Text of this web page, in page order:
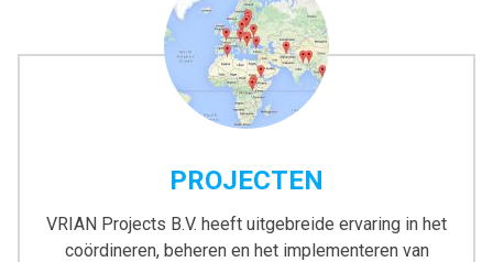
PROJECTEN
VRIAN Projects B.V. heeft uitgebreide ervaring in het
coördineren, beheren en het implementeren van